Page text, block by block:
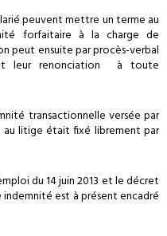
peuvent mettre un terme au
forfaitaire à la charge de
peut ensuite par procès-verbal
leur renonciation à toute
transactionnelle versée par
au litige était fixé librement par
du 14 juin 2013 et le décret
est à présent encadré